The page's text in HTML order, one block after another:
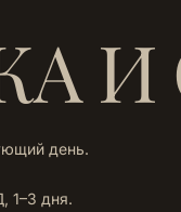
день.
дня.